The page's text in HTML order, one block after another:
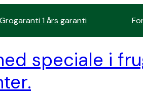
Grogaranti 1 års garanti
speciale i